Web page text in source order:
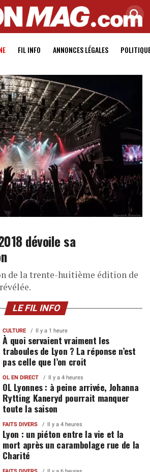
FIL INFO ANNONCES LÉGALES
dévoile sa
de la trente-huitième édition de
LE FIL INFO
CULTURE Il y a 1 heure
À quoi servaient vraiment les
traboules de Lyon ? La réponse n’est
pas celle que l’on croit
OL EN DIRECT Il y a 4 heures
OL Lyonnes : à peine arrivée, Johanna
Rytting Kaneryd pourrait manquer
toute la saison
FAITS DIVERS Il y a 4 heures
Lyon : un piéton entre la vie et la
mort après un carambolage rue de la
Charité